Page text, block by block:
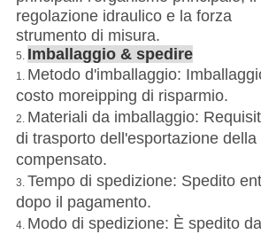
regolazione idraulico e la forza
strumento di misura.
5. Imballaggio & spedire
1. Metodo d'imballaggio:
costo moreipping di risparmio.
2. Materiali da imballaggio:
di trasporto dell'esportazione della
compensato.
3. Tempo di spedizione: Spedito
dopo il pagamento.
4. Modo di spedizione: È spedito